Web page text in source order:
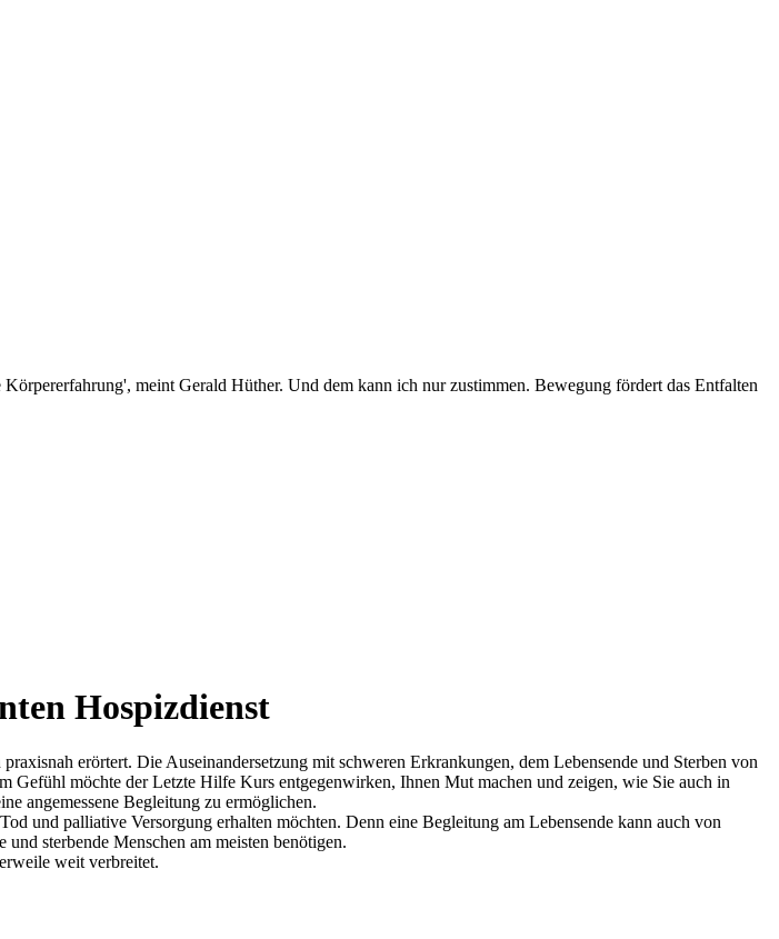
meint Gerald Hüther. Und dem kann ich nur zustimmen. Bewegung fördert das Entfalten
Hospizdienst
erörtert. Die Auseinandersetzung mit schweren Erkrankungen, dem Lebensende und Sterben von
möchte der Letzte Hilfe Kurs entgegenwirken, Ihnen Mut machen und zeigen, wie Sie auch in
angemessene Begleitung zu ermöglichen.
und palliative Versorgung erhalten möchten. Denn eine Begleitung am Lebensende kann auch von
sterbende Menschen am meisten benötigen.
weit verbreitet.